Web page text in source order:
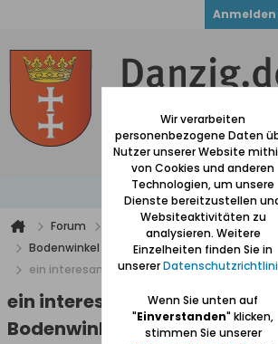
Forum
Werder (zwischen Weichsel
Bodenwinkel
ein interesantes link ueber Bodenwinkel/
ein interesantes link ueber
Bodenwinkel/Katy rybackie
Wir verarbeiten
personenbezogene Daten
Nutzer unserer Website
von Cookies und anderen
Technologien, um unsere
Dienste bereitzustellen
Websiteaktivitäten zu
analysieren. Weitere
Einzelheiten finden Sie in
unserer
Wenn Sie unten auf
"Einverstanden" klicken,
stimmen Sie unserer